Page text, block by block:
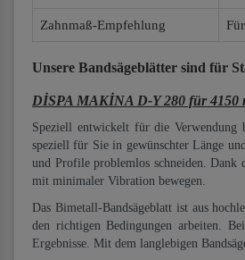
Zahnmaß-Empfehlung
Unsere Bandsägeblätter sind für
DİSPA MAKİNA D-Y 280 für 4150
Speziell entwickelt für die Verwendung
speziell für Sie in gewünschter Länge
und Profile problemlos schneiden. Dank
mit minimaler Vibration bewegen.
Das Bimetall-Bandsägeblatt ist aus
den richtigen Bedingungen arbeiten.
Ergebnisse. Mit dem langlebigen